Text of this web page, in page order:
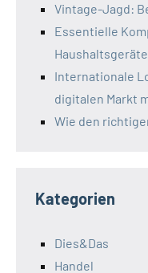
Vintage-Jagd:
Essentielle
Haushaltsgeräte
Internationale
digitalen Markt
Wie den
Kategorien
Dies&Das
Handel